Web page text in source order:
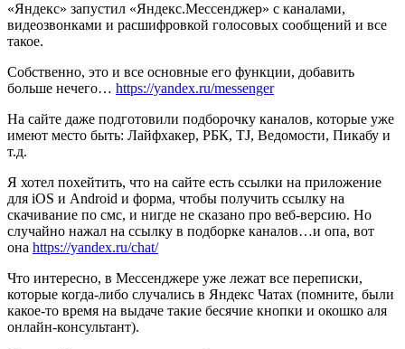
«Яндекс» запустил «Яндекс.Мессенджер» с каналами,
видеозвонками и расшифровкой голосовых сообщений и все
такое.
Собственно, это и все основные его функции, добавить
больше нечего… https://yandex.ru/messenger
На сайте даже подготовили подборочку каналов, которые уже
имеют место быть: Лайфхакер, РБК, TJ, Ведомости, Пикабу и
т.д.
Я хотел похейтить, что на сайте есть ссылки на приложение
для iOS и Android и форма, чтобы получить ссылку на
скачивание по смс, и нигде не сказано про веб-версию. Но
случайно нажал на ссылку в подборке каналов…и опа, вот
она https://yandex.ru/chat/
Что интересно, в Мессенджере уже лежат все переписки,
которые когда-либо случались в Яндекс Чатах (помните, были
какое-то время на выдаче такие бесячие кнопки и окошко аля
онлайн-консультант).